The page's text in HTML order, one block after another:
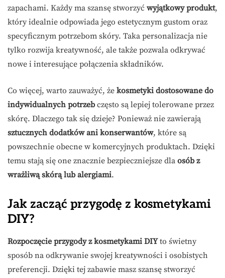
zapachami. Każdy ma szansę stworzyć wyjątkowy produkt,
który idealnie odpowiada jego estetycznym gustom oraz
specyficznym potrzebom skóry. Taka personalizacja nie
tylko rozwija kreatywność, ale także pozwala odkrywać
nowe i interesujące połączenia składników.
Co więcej, warto zauważyć, że kosmetyki dostosowane do
indywidualnych potrzebczęsto są lepiej tolerowane przez
skórę. Dlaczego tak się dzieje? Ponieważ nie zawierają
sztucznych dodatków ani konserwantów, które są
powszechnie obecne w komercyjnych produktach. Dzięki
temu stają się one znacznie bezpieczniejsze dla osób z
wrażliwą skórą lub alergiami.
Jak zacząć przygodę z kosmetykami
DIY?
Rozpoczęcie przygody z kosmetykami DIYto świetny
sposób na odkrywanie swojej kreatywności i osobistych
preferencji. Dzięki tej zabawie masz szansę stworzyć